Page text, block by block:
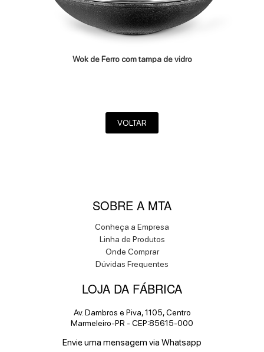
Wok de Ferro com tampa de vidro
VOLTAR
SOBRE A MTA
Conheça a Empresa
Linha de Produtos
Onde Comprar
Dúvidas Frequentes
LOJA DA FÁBRICA
Av. Dambros e Piva, 1105, Centro
Marmeleiro-PR - CEP:85615-000
Envie uma mensagem via Whatsapp